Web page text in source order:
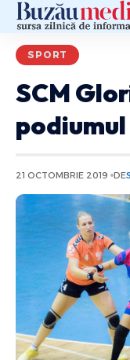
SPORT
SCM
21 OCTOMBRIE 2019 DE